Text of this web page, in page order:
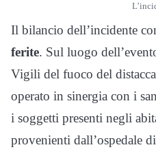
Il bilancio dell’incidente
ferite. Sul luogo
Vigili del fuoco del
operato in sinergia con i
i soggetti presenti negli
provenienti dall’ospedale